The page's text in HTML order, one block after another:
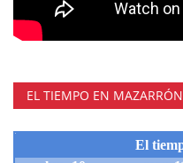
EL TIEMPO EN MAZARRÓN